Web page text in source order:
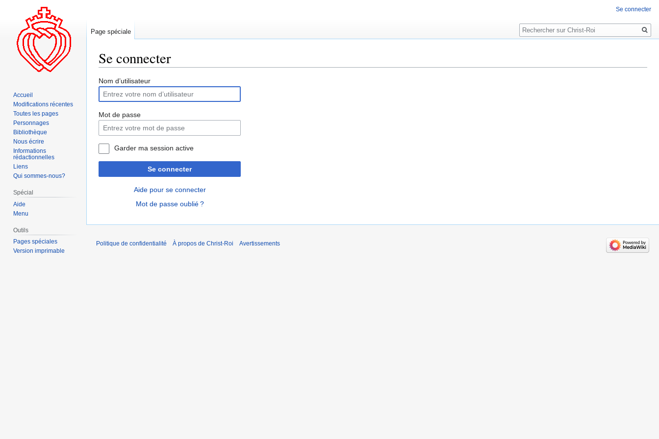
Se connecter
Aller
la
navigation
Aller
la
recherche
Nom d’utilisateur
Mot de passe
Garder ma session active
Se connecter
Aide pour se connecter
Mot de passe oublié ?
Se connecter
Page spéciale
Rechercher
Accueil
Modifications récentes
Toutes les pages
Personnages
Bibliothèque
Nous écrire
Informations
rédactionnelles
Liens
Qui sommes-nous?
Spécial
Aide
Menu
Outils
Pages spéciales
Version imprimable
Politique de confidentialité À propos de Christ-Roi Avertissements